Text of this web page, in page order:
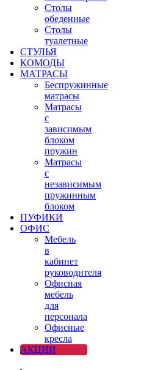
Столы
обеденные
Столы
туалетные
СТУЛЬЯ
КОМОДЫ
МАТРАСЫ
Беспружинные
матрасы
Матрасы
с
зависимым
блоком
пружин
Матрасы
с
независимым
пружинным
блоком
ПУФИКИ
ОФИС
Мебель
в
кабинет
руководителя
Офисная
мебель
для
персонала
Офисные
кресла
АКЦИИ